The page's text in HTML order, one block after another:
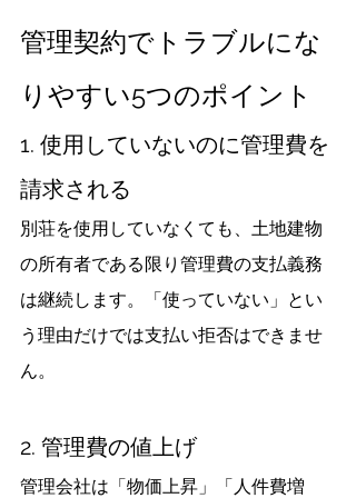
管理契約でトラブルにな
りやすい5つのポイント
1. 使用していないのに管理費を
請求される
別荘を使用していなくても、土地建物
の所有者である限り管理費の支払義務
は継続します。「使っていない」とい
う理由だけでは支払い拒否はできませ
ん。
2. 管理費の値上げ
管理会社は「物価上昇」「人件費増